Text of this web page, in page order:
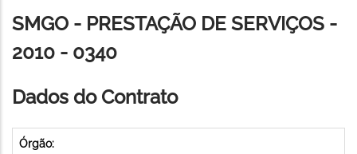
de
navegação
SMGO - PRESTAÇÃO DE SERVIÇOS -
2010 - 0340
Dados do Contrato
Órgão: